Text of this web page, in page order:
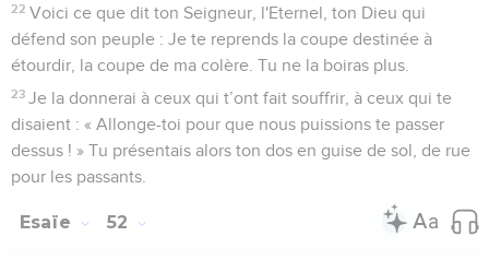
22 Voici ce que dit ton Seigneur, l'Eternel, ton Dieu qui
défend son peuple : Je te reprends la coupe destinée à
étourdir, la coupe de ma colère. Tu ne la boiras plus.
23 Je la donnerai à ceux qui t’ont fait souffrir, à ceux qui te
disaient : « Allonge-toi pour que nous puissions te passer
dessus ! » Tu présentais alors ton dos en guise de sol, de rue
pour les passants.
Esaïe 52